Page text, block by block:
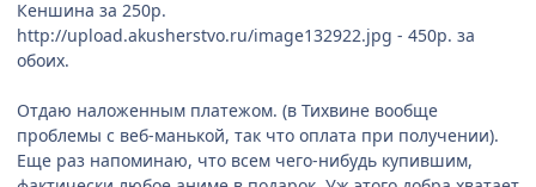
Кеншина за 250р.
http://upload.akusherstvo.ru/image132922.jpg - 450р. за
обоих.
Отдаю наложенным платежом. (в Тихвине вообще
проблемы с веб-манькой, так что оплата при получении).
Еще раз напоминаю, что всем чего-нибудь купившим,